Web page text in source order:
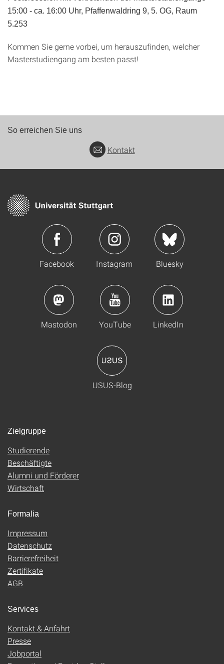
15:00 - ca. 16:00 Uhr, Pfaffenwaldring 9, 5. OG, Raum
5.253
Kommen Sie gerne vorbei, um herauszufinden, welcher
Masterstudiengang am besten passt!
So erreichen Sie uns
Kontakt
Facebook Instagram Bluesky
Mastodon YouTube LinkedIn
USUS-Blog
Zielgruppe
Studierende
Beschäftigte
Alumni und Förderer
Wirtschaft
Formalia
Impressum
Datenschutz
Barrierefreiheit
Zertifikate
AGB
Services
Kontakt & Anfahrt
Presse
Jobportal